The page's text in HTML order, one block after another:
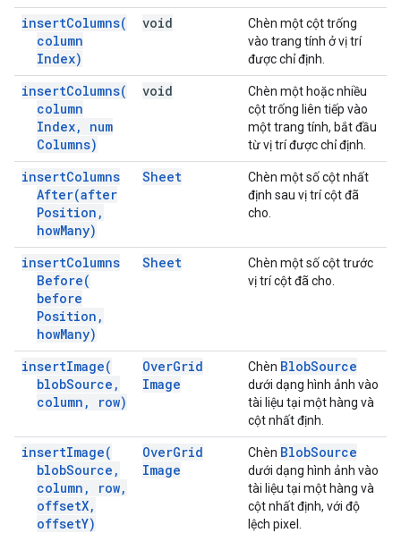
insertColumns(
column
Index)
void
Chèn một cột trống
vào trang tính ở vị trí
được chỉ định.
insertColumns(
column
Index,
num
Columns)
void
Chèn một hoặc nhiều
cột trống liên tiếp vào
một trang tính, bắt đầu
từ vị trí được chỉ định.
insertColumns
After(after
Position ,
howMany)
Sheet
Chèn một số cột nhất
định sau vị trí cột đã
cho.
insertColumns
Before(
before
Position ,
howMany)
Sheet
Chèn một số cột trước
vị trí cột đã cho.
insertImage(
blobSource ,
column , row)
OverGrid
Image
Chèn BlobSource
dưới dạng hình ảnh vào
tài liệu tại một hàng và
cột nhất định.
insertImage(
blobSource ,
column , row,
offsetX,
offsetY)
OverGrid
Image
Chèn BlobSource
dưới dạng hình ảnh vào
tài liệu tại một hàng và
cột nhất định, với độ
lệch pixel.